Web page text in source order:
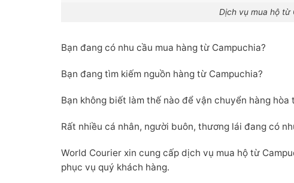
Dịch vụ mua hộ từ
Bạn đang có nhu cầu mua hàng từ Campuchia?
Bạn đang tìm kiếm nguồn hàng từ Campuchia?
Bạn không biết làm thế nào để vận chuyển hàng
Rất nhiều cá nhân, người buôn, thương lái đang có
World Courier xin cung cấp dịch vụ mua hộ từ
phục vụ quý khách hàng.